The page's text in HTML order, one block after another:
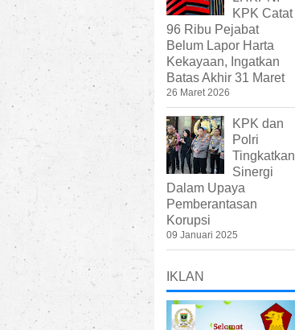
KPK Catat
96 Ribu Pejabat
Belum Lapor Harta
Kekayaan, Ingatkan
Batas Akhir 31 Maret
26 Maret 2026
KPK dan
Polri
Tingkatkan
Sinergi
Dalam Upaya
Pemberantasan
Korupsi
09 Januari 2025
IKLAN